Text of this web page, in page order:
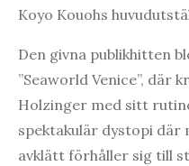
Koyo Kouohs
Den givna publikhitten
”Seaworld Venice”, där
Holzinger med sitt
spektakulär dystopi där
avklätt förhåller sig till